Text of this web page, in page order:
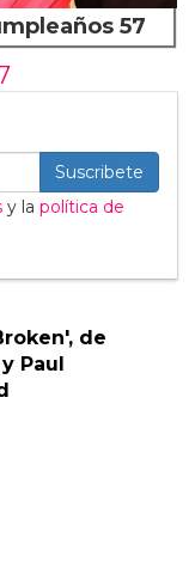
57
Suscribete
y la política de
de
Paul